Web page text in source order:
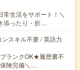
常生活をサポート！＼
添ったり・折…
スキル不要 / 英語力
ランクOK★履歴書不
険完備＼…